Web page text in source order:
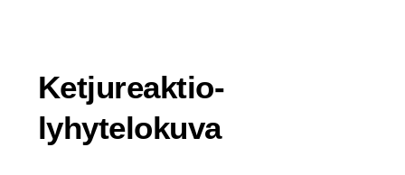
Ketjureaktio-
lyhytelokuva